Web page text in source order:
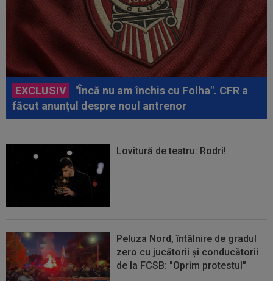
EXCLUSIV
"Încă nu am închis cu Folha". CFR a
făcut anunțul despre noul antrenor
Lovitură de teatru: Rodri!
Peluza Nord, întâlnire de gradul
zero cu jucătorii și conducătorii
de la FCSB: "Oprim protestul"